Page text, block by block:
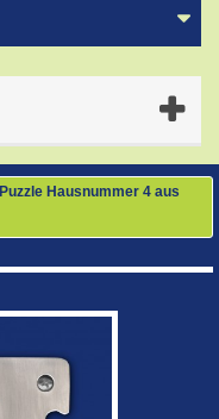
Puzzle Hausnummer 4 aus